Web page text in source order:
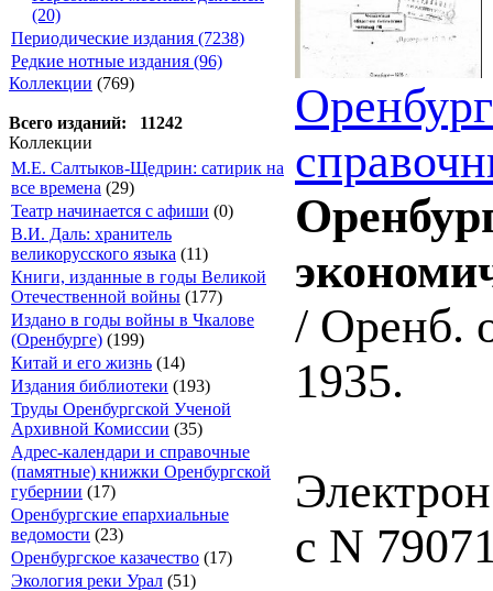
(20)
Периодические издания (7238)
Редкие нотные издания (96)
Коллекции (769)
Всего изданий: 11242
Коллекции
М.Е. Салтыков-Щедрин: сатирик на
все времена (29)
Театр начинается с афиши (0)
В.И. Даль: хранитель
великорусского языка (11)
Книги, изданные в годы Великой
Отечественной войны (177)
Издано в годы войны в Чкалове
(Оренбурге) (199)
Китай и его жизнь (14)
Издания библиотеки (193)
Труды Оренбургской Ученой
Архивной Комиссии (35)
Адрес-календари и справочные
(памятные) книжки Оренбургской
губернии (17)
Оренбургские епархиальные
ведомости (23)
Оренбургское казачество (17)
Экология реки Урал (51)
/ Оренб.
1935.
с N